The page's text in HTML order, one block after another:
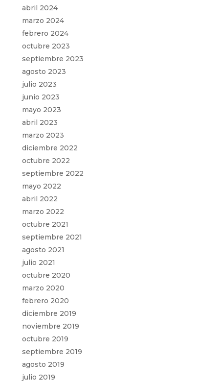
abril 2024
marzo 2024
febrero 2024
octubre 2023
septiembre 2023
agosto 2023
julio 2023
junio 2023
mayo 2023
abril 2023
marzo 2023
diciembre 2022
octubre 2022
septiembre 2022
mayo 2022
abril 2022
marzo 2022
octubre 2021
septiembre 2021
agosto 2021
julio 2021
octubre 2020
marzo 2020
febrero 2020
diciembre 2019
noviembre 2019
octubre 2019
septiembre 2019
agosto 2019
julio 2019